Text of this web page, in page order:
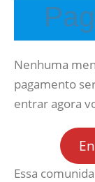
Nenhuma
pagamento
entrar agora
Essa